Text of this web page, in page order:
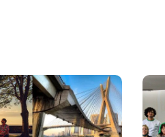
Filiais Da